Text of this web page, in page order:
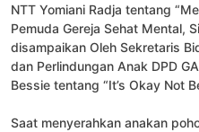
NTT Yomiani Radja tentang
Pemuda Gereja Sehat Mental,
disampaikan Oleh Sekretaris
dan Perlindungan Anak DPD
Bessie tentang “It’s Okay Not
Saat menyerahkan anakan